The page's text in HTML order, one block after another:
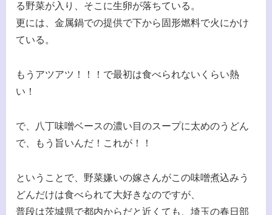
る野菜が入り、そこに生卵が落ちている。
更には、金属鍋での提供で下から固形燃料で火にかけ
ている。
もうアツアツ！！！で最初は食べられないくらい熱
い！
で、八丁味噌ベースの濃い目のスープに太めのうどん
で、もう旨いんだ！これが！！
ということで、野菜嫌いの嫁さんがこの味噌煮込みう
どんだけは食べられて大好きなのですが、
普段は茨城県で都内からだと近くても、埼玉の春日部